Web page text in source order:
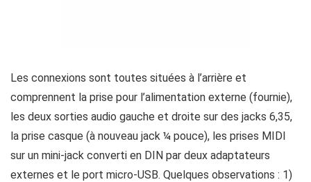
Les connexions sont toutes situées à l’arrière et
comprennent la prise pour l’alimentation externe (fournie),
les deux sorties audio gauche et droite sur des jacks 6,35,
la prise casque (à nouveau jack ¼ pouce), les prises MIDI
sur un mini-jack converti en DIN par deux adaptateurs
externes et le port micro-USB. Quelques observations : 1)